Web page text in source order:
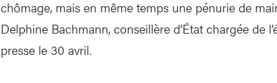
chômage, mais en même temps une pénurie de
Delphine Bachmann, conseillère d’État chargée de
presse le 30 avril.